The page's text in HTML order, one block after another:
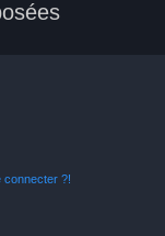
connecter ?!